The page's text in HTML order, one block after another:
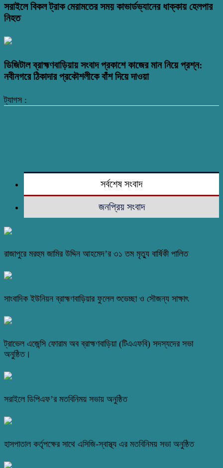
সরাইলে বিকল ট্রাক মেরামতের সময় কাভার্ডভ্যানের ধাক্কায় হেলপার
নিহত
ডিজিটাল ব্রাহ্মণবাড়িয়ায় সংবাদ প্রকাশে কাজের মান নিয়ে প্রশ্ন:
নবীনগরে ঠিকাদার প্রকৌশলীকে বাঁশ দিয়ে দাওয়া
ট্যাগস :
সর্বশেষ সংবাদ
জনপ্রিয় সংবাদ
রাজাপুরে মরহুম জামির উদ্দিন আহমেদ’র ৩১ তম মৃত্যু বার্ষিকী পালিত
সাংবাদিক ইউনিয়ন ব্রাহ্মণবাড়িয়ার ফুলেল শুভেচ্ছা ও সৌজন্য সাক্ষাৎ
ট্রাভেল এজেন্সি ফোরাম অব ব্রাহ্মণবাড়িয়া (টিএএফবি) সদস্যদের সভা
অনুষ্ঠিত।
সরাইলে ডিপিএফ’র মতবিনিময় সভায় অনুষ্ঠিত
হাসপাতাল কর্তৃপক্ষের সাথে এসিজি-স্বাস্থ্য এর মতবিনিময় সভা অনুষ্ঠিত